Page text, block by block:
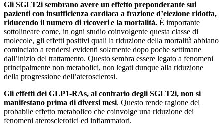
Gli SGLT2i sembrano avere un effetto preponderante sui
pazienti con insufficienza cardiaca a frazione d’eiezione ridotta,
riducendo il numero di ricoveri e la mortalità. È importante
sottolineare come, in ogni studio coinvolgente questa classe di
molecole, gli effetti positivi quali la riduzione della mortalità abbiano
cominciato a rendersi evidenti solamente dopo poche settimane
dall’inizio del trattamento. Questo sembra essere legato a fenomeni
principalmente non metabolici, non legati dunque alla riduzione
della progressione dell’aterosclerosi.
Gli effetti dei GLP1-RAs, al contrario degli SGLT2i, non si
manifestano prima di diversi mesi. Questo rende ragione del
probabile effetto metabolico che coinvolge una riduzione dei
fenomeni aterosclerotici ed infiammatori.